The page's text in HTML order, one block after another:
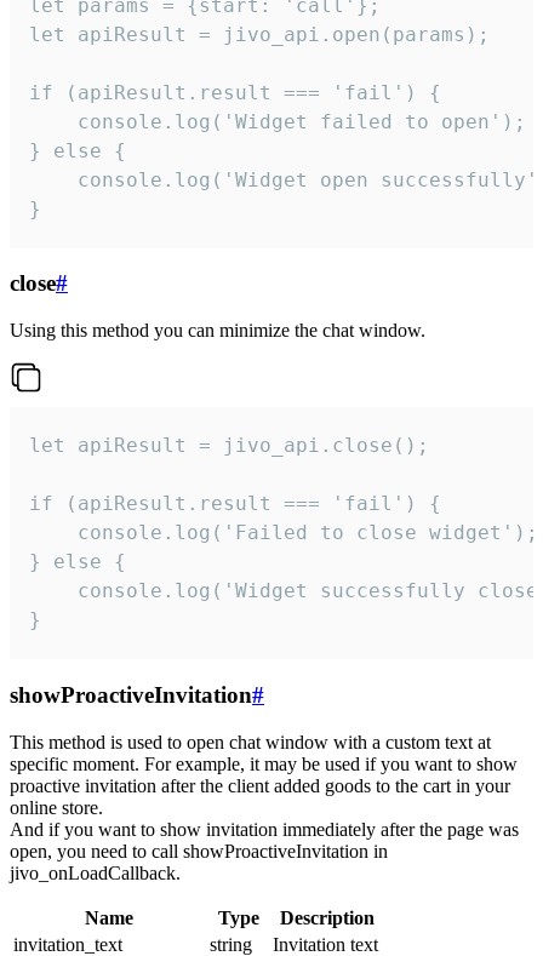
let params = {start: 'call'};
let apiResult = jivo_api.open(params);
if (apiResult.result === 'fail') {
    console.log('Widget failed to open');
} else {
console.log('Widget open
}
close#
Using this method you can minimize the chat window.
let apiResult = jivo_api.close();
if (apiResult.result === 'fail') {
    console.log('Failed to close widget');
} else {
console.log('Widget successfully
}
showProactiveInvitation#
This method is used to open chat window with a custom text at
specific moment. For example, it may be used if you want to show
proactive invitation after the client added goods to the cart in your
online store.
And if you want to show invitation immediately after the page was
open, you need to call showProactiveInvitation in
jivo_onLoadCallback.
Name Type
Description
invitation_text
string
Invitation text